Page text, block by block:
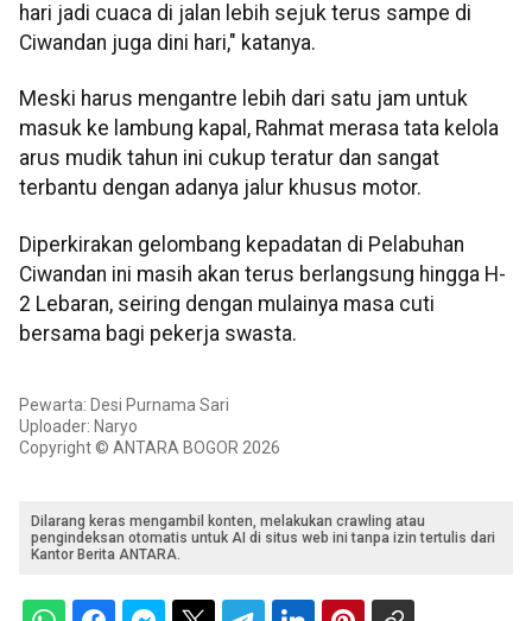
hari jadi cuaca di jalan lebih sejuk terus sampe di
Ciwandan juga dini hari," katanya.
Meski harus mengantre lebih dari satu jam untuk
masuk ke lambung kapal, Rahmat merasa tata kelola
arus mudik tahun ini cukup teratur dan sangat
terbantu dengan adanya jalur khusus motor.
Diperkirakan gelombang kepadatan di Pelabuhan
Ciwandan ini masih akan terus berlangsung hingga H-
2 Lebaran, seiring dengan mulainya masa cuti
bersama bagi pekerja swasta.
Pewarta: Desi Purnama Sari
Uploader: Naryo
Copyright © ANTARA BOGOR 2026
Dilarang keras mengambil konten, melakukan crawling atau
pengindeksan otomatis untuk AI di situs web ini tanpa izin tertulis dari
Kantor Berita ANTARA.